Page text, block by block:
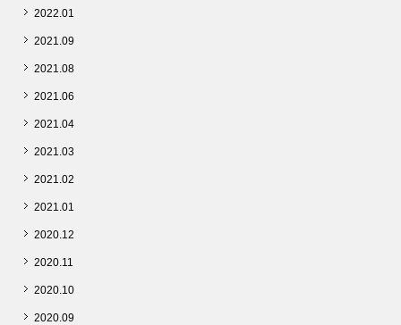
2022.01
2021.09
2021.08
2021.06
2021.04
2021.03
2021.02
2021.01
2020.12
2020.11
2020.10
2020.09